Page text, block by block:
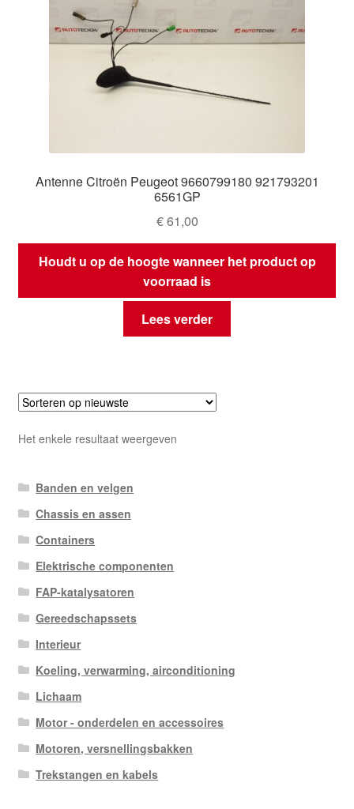
Antenne Citroën Peugeot 9660799180 921793201
6561GP
€61,00
Houdt u op de hoogte wanneer het product op
voorraad is
Lees verder
Het enkele resultaat weergeven
Banden en velgen
Chassis en assen
Containers
Elektrische componenten
FAP-katalysatoren
Gereedschapssets
Interieur
Koeling, verwarming, airconditioning
Lichaam
Motor - onderdelen en accessoires
Motoren, versnellingsbakken
Trekstangen en kabels